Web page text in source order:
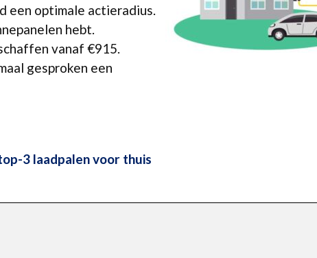
een optimale actieradius.
hebt.
vanaf €915.
gesproken een
3 laadpalen voor thuis